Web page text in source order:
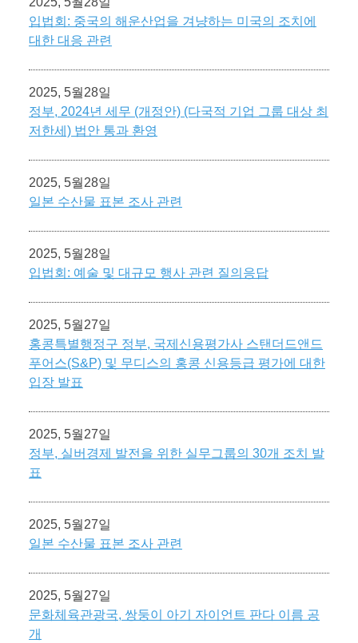
입법회: 중국의 해운산업을 겨냥하는 미국의 조치에
대한 대응 관련
2025, 5월28일
정부, 2024년 세무 (개정안) (다국적 기업 그룹 대상 최
저한세) 법안 통과 환영
2025, 5월28일
일본 수산물 표본 조사 관련
2025, 5월28일
입법회: 예술 및 대규모 행사 관련 질의응답
2025, 5월27일
홍콩특별행정구 정부, 국제신용평가사 스탠더드앤드
푸어스(S&P) 및 무디스의 홍콩 신용등급 평가에 대한
입장 발표
2025, 5월27일
정부, 실버경제 발전을 위한 실무그룹의 30개 조치 발
표
2025, 5월27일
일본 수산물 표본 조사 관련
2025, 5월27일
문화체육관광국, 쌍둥이 아기 자이언트 판다 이름 공
개